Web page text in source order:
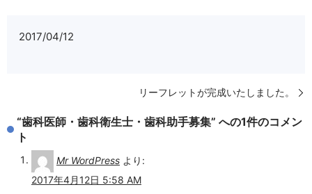
2017/04/12
リーフレットが完成いたしました。
“歯科医師・歯科衛生士・歯科助手募集” への1件のコメン
ト
Mr WordPress より:
2017年4月12日 5:58 AM